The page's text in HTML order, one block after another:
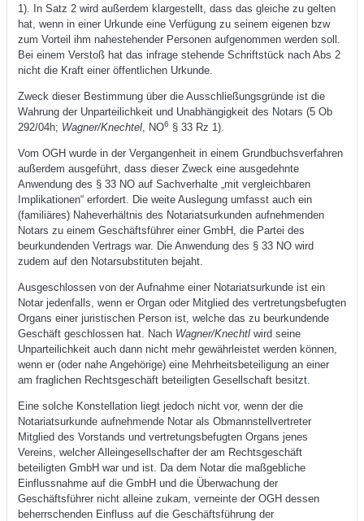
1). In Satz 2 wird außerdem klargestellt, dass das gleiche zu gelten
hat, wenn in einer Urkunde eine Verfügung zu seinem eigenen bzw
zum Vorteil ihm nahestehender Personen aufgenommen werden soll.
Bei einem Verstoß hat das infrage stehende Schriftstück nach Abs 2
nicht die Kraft einer öffentlichen Urkunde.
Zweck dieser Bestimmung über die Ausschließungsgründe ist die
Wahrung der Unparteilichkeit und Unabhängigkeit des Notars (5 Ob
292/04h; Wagner/Knechtel, NO6 § 33 Rz 1).
Vom OGH wurde in der Vergangenheit in einem Grundbuchsverfahren
außerdem ausgeführt, dass dieser Zweck eine ausgedehnte
Anwendung des § 33 NO auf Sachverhalte „mit vergleichbaren
Implikationen“ erfordert. Die weite Auslegung umfasst auch ein
(familiäres) Naheverhältnis des Notariatsurkunden aufnehmenden
Notars zu einem Geschäftsführer einer GmbH, die Partei des
beurkundenden Vertrags war. Die Anwendung des § 33 NO wird
zudem auf den Notarsubstituten bejaht.
Ausgeschlossen von der Aufnahme einer Notariatsurkunde ist ein
Notar jedenfalls, wenn er Organ oder Mitglied des vertretungsbefugten
Organs einer juristischen Person ist, welche das zu beurkundende
Geschäft geschlossen hat. Nach Wagner/Knechtlwird seine
Unparteilichkeit auch dann nicht mehr gewährleistet werden können,
wenn er (oder nahe Angehörige) eine Mehrheitsbeteiligung an einer
am fraglichen Rechtsgeschäft beteiligten Gesellschaft besitzt.
Eine solche Konstellation liegt jedoch nicht vor, wenn der die
Notariatsurkunde aufnehmende Notar als Obmannstellvertreter
Mitglied des Vorstands und vertretungsbefugten Organs jenes
Vereins, welcher Alleingesellschafter der am Rechtsgeschäft
beteiligten GmbH war und ist. Da dem Notar die maßgebliche
Einflussnahme auf die GmbH und die Überwachung der
Geschäftsführer nicht alleine zukam, verneinte der OGH dessen
beherrschenden Einfluss auf die Geschäftsführung der